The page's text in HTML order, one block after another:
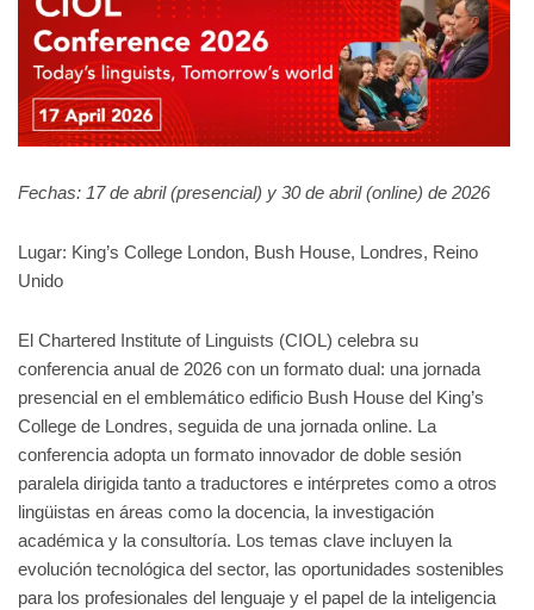
Fechas: 17 de abril (presencial) y 30 de abril (online) de 2026
Lugar: King’s College London, Bush House, Londres, Reino
Unido
El Chartered Institute of Linguists (CIOL) celebra su
conferencia anual de 2026 con un formato dual: una jornada
presencial en el emblemático edificio Bush House del King’s
College de Londres, seguida de una jornada online. La
conferencia adopta un formato innovador de doble sesión
paralela dirigida tanto a traductores e intérpretes como a otros
lingüistas en áreas como la docencia, la investigación
académica y la consultoría. Los temas clave incluyen la
evolución tecnológica del sector, las oportunidades sostenibles
para los profesionales del lenguaje y el papel de la inteligencia